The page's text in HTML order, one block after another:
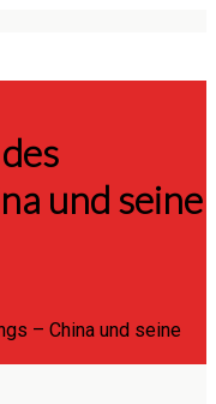
und seine